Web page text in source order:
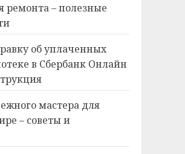
ремонта – полезные
об уплаченных
в Сбербанк Онлайн
мастера для
– советы и